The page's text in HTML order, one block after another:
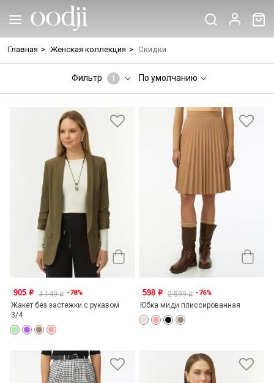
Главная > Женская коллекция > Скидки
Фильтр 1 По умолчанию
905 o 4 149o -78%
Жакет без застежки с рукавом
3/4
598 o 2 599o -76%
Юбка миди плиссированная